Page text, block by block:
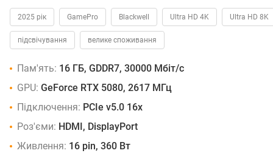
2025 рік GamePro Blackwell Ultra HD 4K Ultra HD 8K
підсвічування велике споживання
Пам'ять: 16 ГБ, GDDR7, 30000 Мбіт/с
GPU: GeForce RTX 5080, 2617 МГц
Підключення: PCIe v5.0 16x
Роз'єми: HDMI, DisplayPort
Живлення: 16 pin, 360 Вт